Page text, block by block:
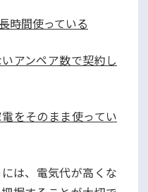
時間使っている
アンペア数で契約し
をそのまま使ってい
は、電気代が高くな